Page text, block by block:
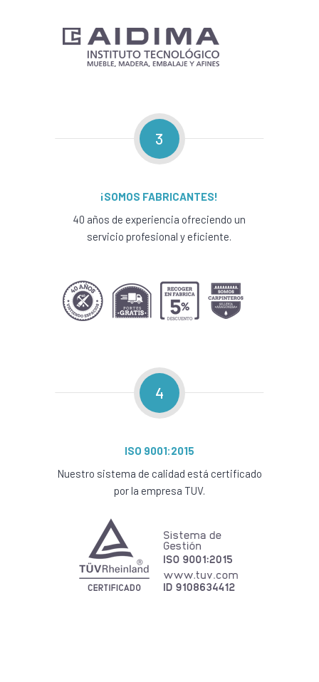
3
¡SOMOS FABRICANTES!
40 años de experiencia ofreciendo un
servicio profesional y eficiente.
4
ISO 9001:2015
Nuestro sistema de calidad está certificado
por la empresa TUV.